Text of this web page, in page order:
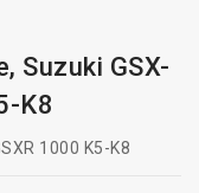
Suzuki GSX-
K8
1000 K5-K8